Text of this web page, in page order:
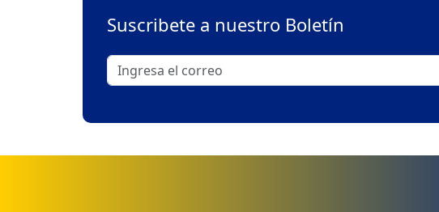
Suscribete a nuestro Boletín